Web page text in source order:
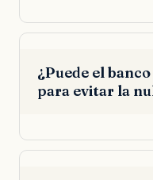
¿Puede el
para evitar la